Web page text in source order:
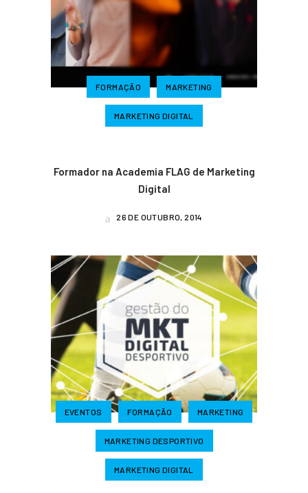
FORMAÇÃO MARKETING
MARKETING DIGITAL
Formador na Academia FLAG de Marketing
Digital
26 DE OUTUBRO, 2014
EVENTOS FORMAÇÃO MARKETING
MARKETING DESPORTIVO
MARKETING DIGITAL